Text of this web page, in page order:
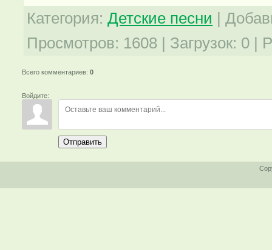
Категория: Детские песни |
Просмотров: 1608 | Загрузок: 0 |
Всего комментариев:0
Войдите:
Отправить